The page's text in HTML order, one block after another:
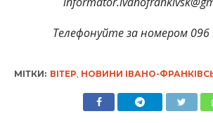
Телефонуйте за номером 096
МІТКИ: ВІТЕР НОВИНИ ІВАНО-